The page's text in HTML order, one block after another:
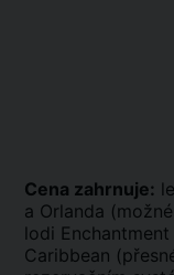
Cena zahrnuje:
a Orlanda
lodi
Caribbean